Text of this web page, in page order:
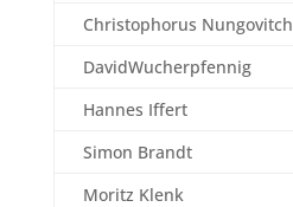
Christophorus Nungovitch
DavidWucherpfennig
Hannes Iffert
Simon Brandt
Moritz Klenk